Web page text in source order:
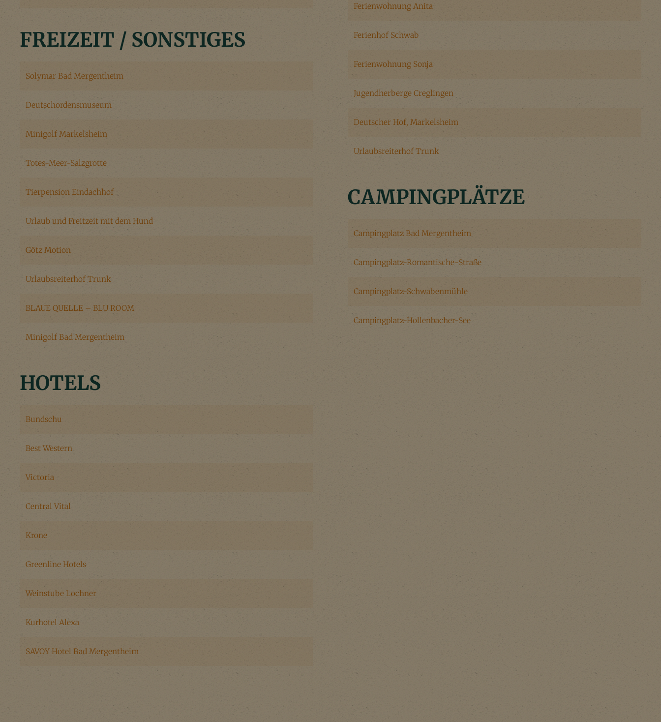
FREIZEIT / SONSTIGES
Solymar Bad Mergentheim
Deutschordensmuseum
Minigolf Markelsheim
Totes-Meer-Salzgrotte
Tierpension Eindachhof
Urlaub und Freitzeit mit dem Hund
Götz Motion
Urlaubsreiterhof Trunk
BLAUE QUELLE – BLU ROOM
Minigolf Bad Mergentheim
HOTELS
Bundschu
Best Western
Victoria
Central Vital
Krone
Greenline Hotels
Weinstube Lochner
Kurhotel Alexa
SAVOY Hotel Bad Mergentheim
Ferienwohnung Anita
Ferienhof Schwab
Ferienwohnung Sonja
Jugendherberge Creglingen
Deutscher Hof, Markelsheim
Urlaubsreiterhof Trunk
CAMPINGPLÄTZE
Campingplatz Bad Mergentheim
Campingplatz-Romantische-Straße
Campingplatz-Schwabenmühle
Campingplatz-Hollenbacher-See